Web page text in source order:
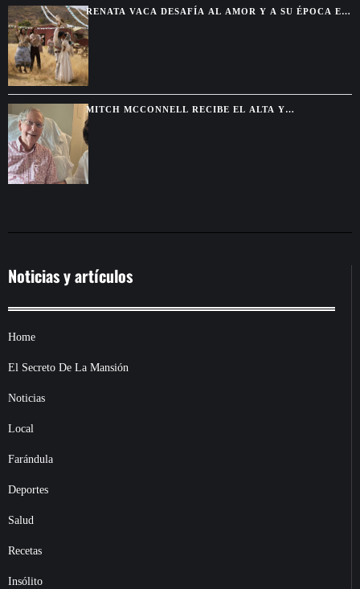
RENATA VACA DESAFÍA AL AMOR Y A SU ÉPOCA EN
LA NUEVA SERIE DE NETFLIX
MITCH MCCONNELL RECIBE EL ALTA Y
CONTINUARÁ SU RECUPERACIÓN DESDE CASA
Noticias y artículos
Home
El Secreto De La Mansión
Noticias
Local
Farándula
Deportes
Salud
Recetas
Insólito